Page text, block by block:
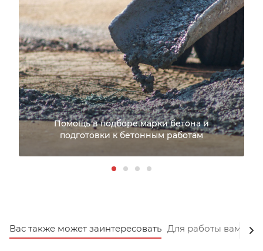
Помощь в подборе марки бетона и
подготовки к бетонным работам
Вас также может заинтересовать Для работы вам